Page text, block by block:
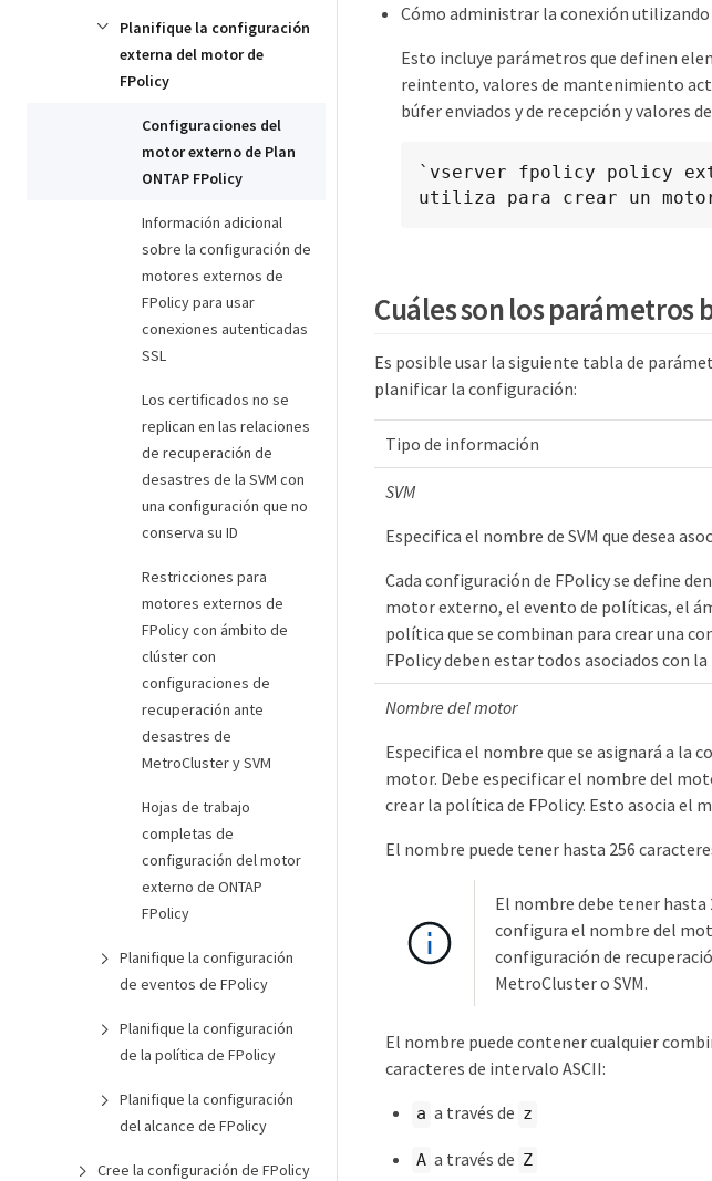
Planifique la configuración
externa del motor de
FPolicy
Configuraciones del
motor externo de Plan
ONTAP FPolicy
Información adicional
sobre la configuración de
motores externos de
FPolicy para usar
conexiones autenticadas
SSL
Los certificados no se
replican en las relaciones
de recuperación de
desastres de la SVM con
una configuración que no
conserva su ID
Restricciones para
motores externos de
FPolicy con ámbito de
clúster con
configuraciones de
recuperación ante
desastres de
MetroCluster y SVM
Hojas de trabajo
completas de
configuración del motor
externo de ONTAP
FPolicy
Planifique la configuración
de eventos de FPolicy
Planifique la configuración
de la política de FPolicy
Planifique la configuración
del alcance de FPolicy
Cree la configuración de FPolicy
Cómo administrar la conexión
Esto incluye parámetros que definen
reintento, valores de mantenimiento
búfer enviados y de recepción y valores
`vserver fpolicy policy
utiliza para crear un
Cuáles son los parámetros
Es posible usar la siguiente tabla de
planificar la configuración:
Tipo de información
SVM
Especifica el nombre de SVM que desea
Cada configuración de FPolicy se define
motor externo, el evento de políticas, el
política que se combinan para crear una
FPolicy deben estar todos asociados con la
Nombre del motor
Especifica el nombre que se asignará a la
motor. Debe especificar el nombre del
crear la política de FPolicy. Esto asocia el
El nombre puede tener hasta 256
El nombre debe tener hasta
configura el nombre del
configuración de
MetroCluster o SVM.
El nombre puede contener cualquier
caracteres de intervalo ASCII:
a a través de z
A a través de Z